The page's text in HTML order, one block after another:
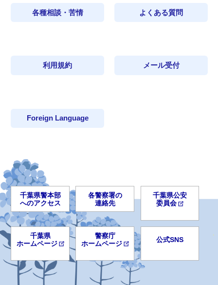
各種相談・苦情 よくある質問
利用規約 メール受付
Foreign Language
千葉県警本部
へのアクセス
各警察署の
連絡先
千葉県公安
委員会
千葉県
ホームページ
警察庁
ホームページ
公式SNS